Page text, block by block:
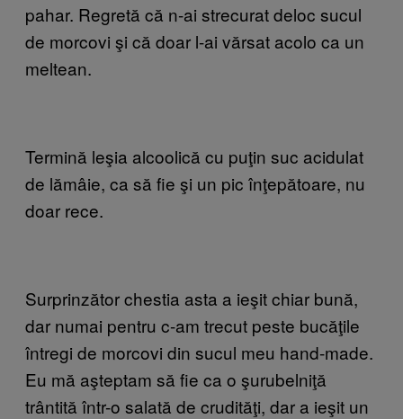
pahar. Regretă că n-ai strecurat deloc sucul
de morcovi şi că doar l-ai vărsat acolo ca un
meltean.
Termină leşia alcoolică cu puţin suc acidulat
de lămâie, ca să fie şi un pic înţepătoare, nu
doar rece.
Surprinzător chestia asta a ieşit chiar bună,
dar numai pentru c-am trecut peste bucăţile
întregi de morcovi din sucul meu hand-made.
Eu mă aşteptam să fie ca o şurubelniţă
trântită într-o salată de crudităţi, dar a ieşit un